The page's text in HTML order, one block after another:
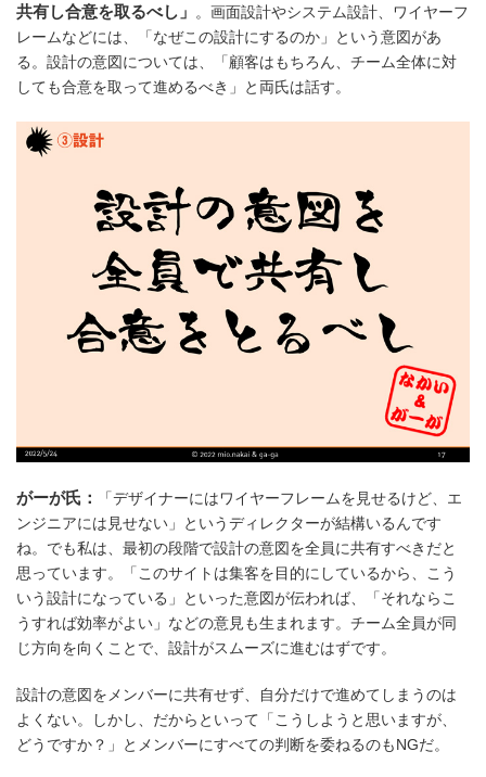
共有し合意を取るべし」
。画面設計やシステム設計、ワイヤーフ
レームなどには、「なぜこの設計にするのか」という意図があ
る。設計の意図については、「顧客はもちろん、チーム全体に対
しても合意を取って進めるべき」と両氏は話す。
がーが氏：
「デザイナーにはワイヤーフレームを見せるけど、エ
ンジニアには見せない」というディレクターが結構いるんです
ね。でも私は、最初の段階で設計の意図を全員に共有すべきだと
思っています。「このサイトは集客を目的にしているから、こう
いう設計になっている」といった意図が伝われば、「それならこ
うすれば効率がよい」などの意見も生まれます。チーム全員が同
じ方向を向くことで、設計がスムーズに進むはずです。
設計の意図をメンバーに共有せず、自分だけで進めてしまうのは
よくない。しかし、だからといって「こうしようと思いますが、
どうですか？」とメンバーにすべての判断を委ねるのもNGだ。